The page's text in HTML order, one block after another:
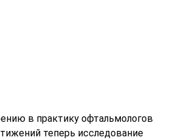
в практику офтальмологов
теперь исследование